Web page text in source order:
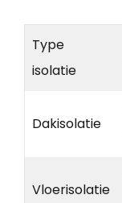
Type
isolatie
Dakisolatie
Vloerisolatie